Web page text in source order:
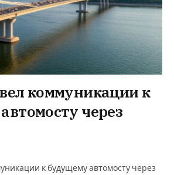
коммуникации к
через
к будущему автомосту через